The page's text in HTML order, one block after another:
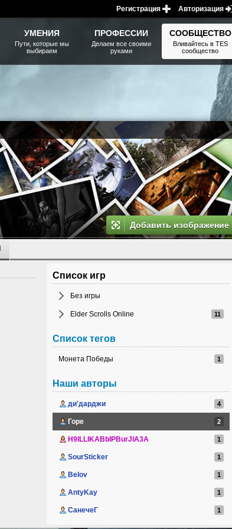
Добавить изображение
Список игр
Без игры
Elder Scrolls Online
Список тегов
Монета Победы
Наши авторы
ди'дарджи
Горе
H9ILLIKABbIPBurJlA3A
SourSticker
Belov
AntyKay
СанечеГ
УМЕНИЯ
Пути, которые мы
выбираем
ПРОФЕССИИ
Делаем все своими
руками
СООБЩЕСТВО
Вливайтесь в TES
сообщество
Авторизация
Регистрация